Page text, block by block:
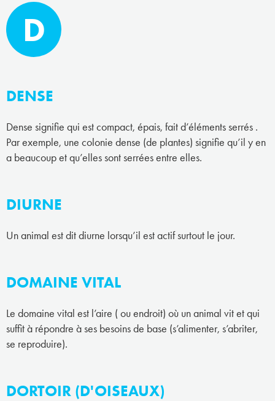
D
DENSE
Dense signifie qui est compact, épais, fait d’éléments serrés .
Par exemple, une colonie dense (de plantes) signifie qu’il y en
a beaucoup et qu’elles sont serrées entre elles.
DIURNE
Un animal est dit diurne lorsqu’il est actif surtout le jour.
DOMAINE VITAL
Le domaine vital est l’aire ( ou endroit) où un animal vit et qui
suffit à répondre à ses besoins de base (s’alimenter, s’abriter,
se reproduire).
DORTOIR (D'OISEAUX)